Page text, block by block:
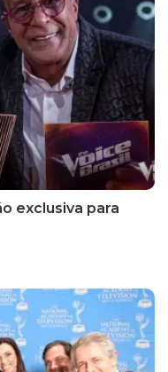
exclusiva para